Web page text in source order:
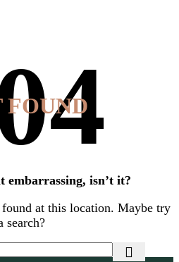
FOUND
embarrassing, isn’t it?
at this location. Maybe try
search?